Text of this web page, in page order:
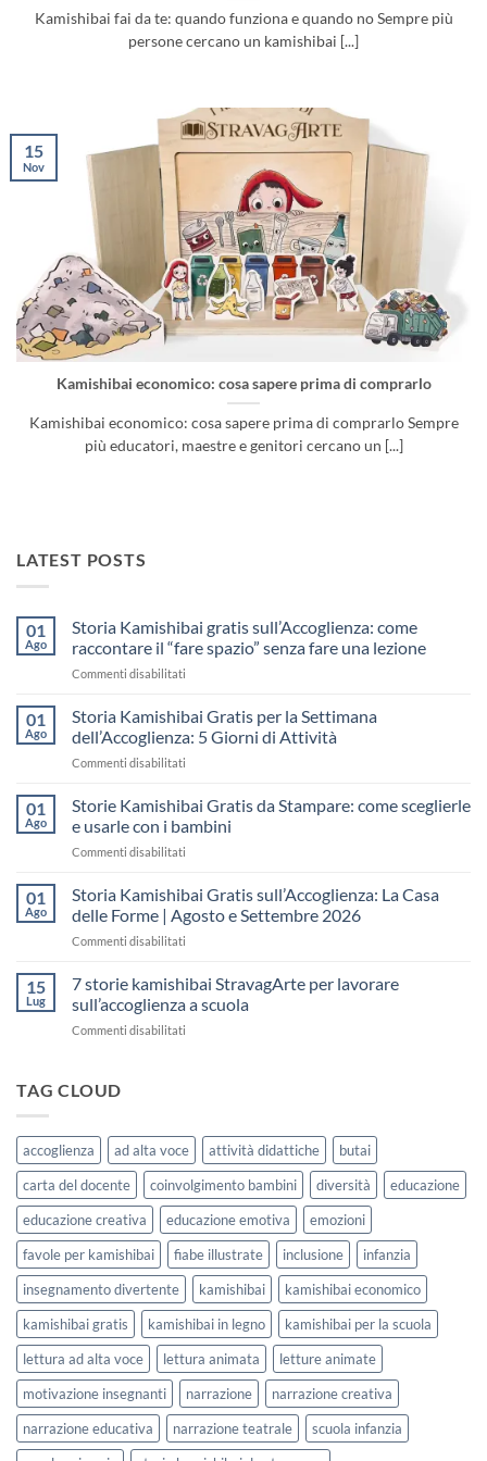
Kamishibai fai da te: quando funziona e quando no Sempre più
persone cercano un kamishibai [...]
Kamishibai economico: cosa sapere prima di comprarlo
Kamishibai economico: cosa sapere prima di comprarlo Sempre
più educatori, maestre e genitori cercano un [...]
15
Nov
LATEST POSTS
01
Ago
Storia Kamishibai gratis sull’Accoglienza: come
raccontare il “fare spazio” senza fare una lezione
Commenti disabilitati
Kamishibai
gratis
sull’Accoglienza:
il
“fare
una
lezione
01
Ago
Storia Kamishibai Gratis per la Settimana
dell’Accoglienza: 5 Giorni di Attività
Commenti disabilitati
Kamishibai
Gratis
per
dell’Accoglienza:
Giorni
01
Ago
Storie Kamishibai Gratis da Stampare: come sceglierle
e usarle con i bambini
Commenti disabilitati
Kamishibai
Gratis
da
sceglierle
01
Ago
Storia Kamishibai Gratis sull’Accoglienza: La Casa
delle Forme | Agosto e Settembre 2026
Commenti disabilitati
Kamishibai
Gratis
sull’Accoglienza:
Settembre
2026
15
Lug
7 storie kamishibai StravagArte per lavorare
sull’accoglienza a scuola
Commenti disabilitati
lavorare
sull’accoglienza
a
scuola
TAG CLOUD
accoglienza ad alta voce attività didattiche
butai
carta del docente
coinvolgimento bambini diversità
educazione
educazione creativa
educazione emotiva
emozioni
favole per kamishibai
fiabe illustrate inclusione
infanzia
insegnamento divertente
kamishibai
kamishibai economico
kamishibai gratis
kamishibai in legno
kamishibai per la scuola
lettura ad alta voce
lettura animata
letture animate
motivazione insegnanti
narrazione
narrazione creativa
narrazione educativa
narrazione teatrale
scuola infanzia